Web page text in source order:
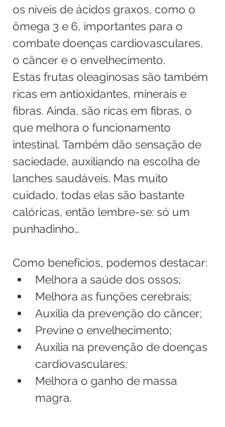
os níveis de ácidos graxos, como o
ômega 3 e 6, importantes para o
combate doenças cardiovasculares,
o câncer e o envelhecimento.
Estas frutas oleaginosas são também
ricas em antioxidantes, minerais e
fibras. Ainda, são ricas em fibras, o
que melhora o funcionamento
intestinal. Também dão sensação de
saciedade, auxiliando na escolha de
lanches saudáveis. Mas muito
cuidado, todas elas são bastante
calóricas, então lembre-se: só um
punhadinho…
Como benefícios, podemos destacar:
Melhora a saúde dos ossos;
Melhora as funções cerebrais;
Auxilia da prevenção do câncer;
Previne o envelhecimento;
Auxilia na prevenção de doenças
cardiovasculares;
Melhora o ganho de massa
magra.